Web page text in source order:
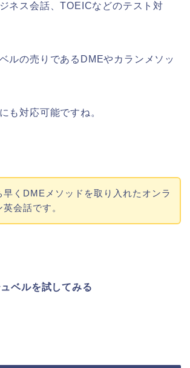
ネス会話、TOEICなどのテスト対
ルの売りであるDMEやカランメソッ
も対応可能ですね。
早くDMEメソッドを取り入れたオンラ
英会話です。
ベルを試してみる